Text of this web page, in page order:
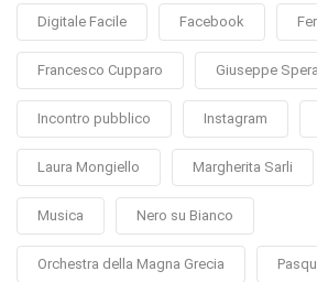
Digitale Facile Facebook
Francesco Cupparo Giuseppe Spera
Incontro pubblico Instagram
Laura Mongiello Margherita Sarli
Musica Nero su Bianco
Orchestra della Magna Grecia